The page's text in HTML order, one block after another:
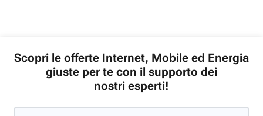
Scopri le offerte Internet, Mobile ed Energia
giuste per te con il supporto dei
nostri esperti!